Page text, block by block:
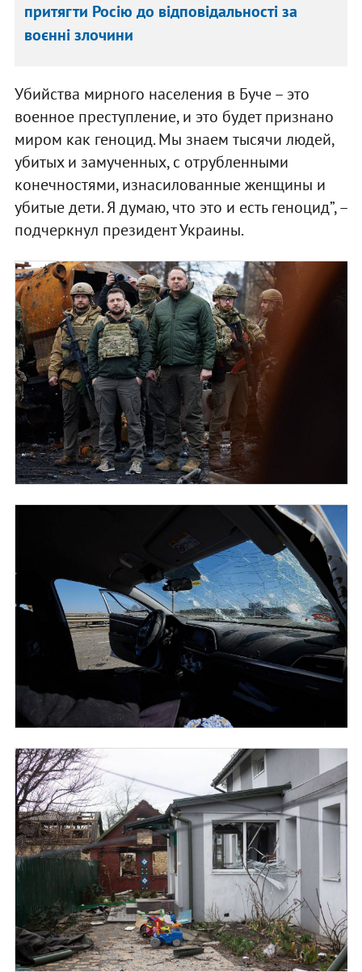
притягти Росію до відповідальності за
воєнні злочини
Убийства мирного населения в Буче – это
военное преступление, и это будет признано
миром как геноцид. Мы знаем тысячи людей,
убитых и замученных, с отрубленными
конечностями, изнасилованные женщины и
убитые дети. Я думаю, что это и есть геноцид”, –
подчеркнул президент Украины.